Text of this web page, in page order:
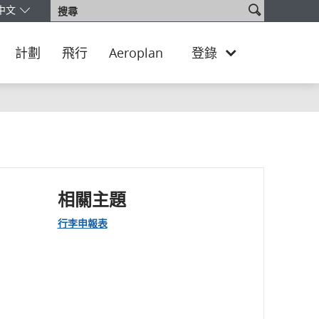
的版本和語言。您目前正使用 Hong Kong SAR, China Traditional
文
尋
尋
計劃 飛行 Aeroplan 登錄
相關主題
行李申報表